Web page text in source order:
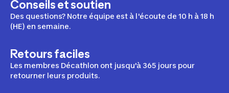
Conseils et soutien
Des questions? Notre équipe est à l'écoute de 10 h à 18 h
(HE) en semaine.
Retours faciles
Les membres Décathlon ont jusqu'à 365 jours pour
retourner leurs produits.